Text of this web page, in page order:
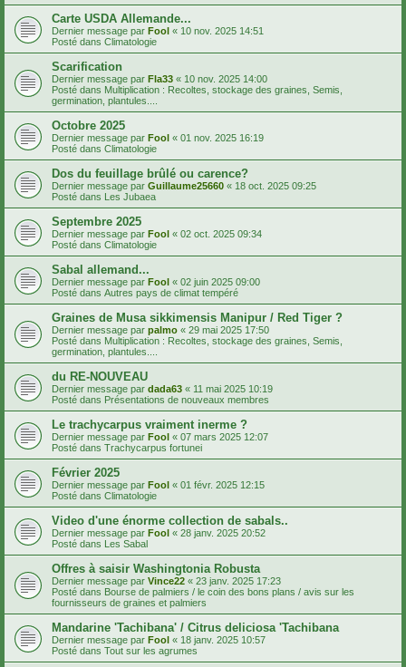
Carte USDA Allemande...
Dernier message par Fool « 10 nov. 2025 14:51
Posté dans Climatologie
Scarification
Dernier message par Fla33 « 10 nov. 2025 14:00
Posté dans Multiplication : Recoltes, stockage des graines, Semis,
germination, plantules....
Octobre 2025
Dernier message par Fool « 01 nov. 2025 16:19
Posté dans Climatologie
Dos du feuillage brûlé ou carence?
Dernier message par Guillaume25660 « 18 oct. 2025 09:25
Posté dans Les Jubaea
Septembre 2025
Dernier message par Fool « 02 oct. 2025 09:34
Posté dans Climatologie
Sabal allemand...
Dernier message par Fool « 02 juin 2025 09:00
Posté dans Autres pays de climat tempéré
Graines de Musa sikkimensis Manipur / Red Tiger ?
Dernier message par palmo « 29 mai 2025 17:50
Posté dans Multiplication : Recoltes, stockage des graines, Semis,
germination, plantules....
du RE-NOUVEAU
Dernier message par dada63 « 11 mai 2025 10:19
Posté dans Présentations de nouveaux membres
Le trachycarpus vraiment inerme ?
Dernier message par Fool « 07 mars 2025 12:07
Posté dans Trachycarpus fortunei
Février 2025
Dernier message par Fool « 01 févr. 2025 12:15
Posté dans Climatologie
Video d'une énorme collection de sabals..
Dernier message par Fool « 28 janv. 2025 20:52
Posté dans Les Sabal
Offres à saisir Washingtonia Robusta
Dernier message par Vince22 « 23 janv. 2025 17:23
Posté dans Bourse de palmiers / le coin des bons plans / avis sur les
fournisseurs de graines et palmiers
Mandarine 'Tachibana' / Citrus deliciosa 'Tachibana
Dernier message par Fool « 18 janv. 2025 10:57
Posté dans Tout sur les agrumes